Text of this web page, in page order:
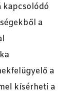
kapcsolódó
a
a
kísérheti a